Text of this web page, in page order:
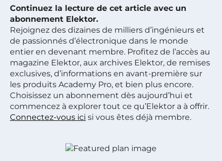
Continuez la lecture de cet article avec un
abonnement Elektor.
Rejoignez des dizaines de milliers d’ingénieurs et
de passionnés d’électronique dans le monde
entier en devenant membre. Profitez de l’accès au
magazine Elektor, aux archives Elektor, de remises
exclusives, d’informations en avant-première sur
les produits Academy Pro, et bien plus encore.
Choisissez un abonnement dès aujourd’hui et
commencez à explorer tout ce qu’Elektor a à offrir.
Connectez-vous ici si vous êtes déjà membre.